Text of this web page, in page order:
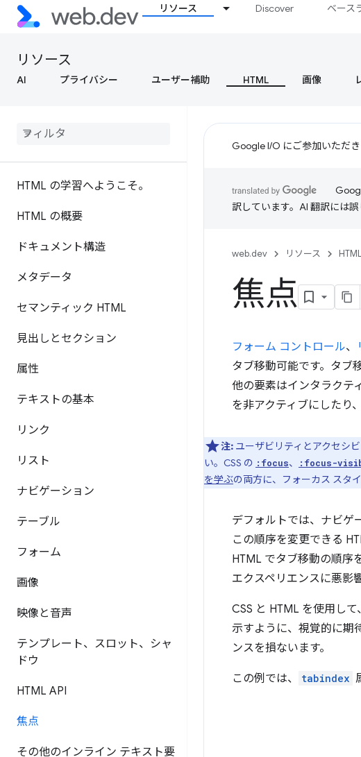
リソース Discover ベース
リソース
AI プライバシー ユーザー補助 HTML 画像
HTML の学習へようこそ。
HTML の概要
ドキュメント構造
メタデータ
セマンティック HTML
見出しとセクション
属性
テキストの基本
リンク
リスト
ナビゲーション
テーブル
フォーム
画像
映像と音声
テンプレート、スロット、シャ
ドウ
HTML API
焦点
その他のインライン テキスト要
Google I/O にご参加いただ
訳しています。AI 翻訳には
web.dev リソース HTML
焦点
フォーム コントロール、
タブ移動可能です。タブ
他の要素はインタラクテ
を非アクティブにしたり
注: ユーザビリティとアクセシ
い。CSS の :focus、 :focus-
を学ぶの両方に、フォーカス スタ
デフォルトでは、ナビゲ
この順序を変更できる
HTML でタブ移動の順序
エクスペリエンスに悪影
CSS と HTML を使用し
示すように、視覚的に期
ンスを損ないます。
この例では、 tabindex